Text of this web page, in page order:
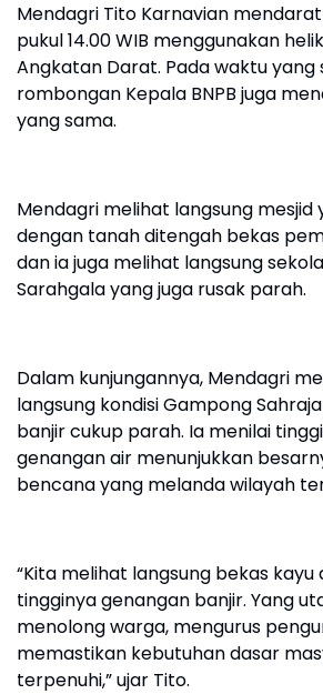
Mendagri Tito Karnavian
pukul 14.00 WIB menggunakan
Angkatan Darat. Pada waktu
rombongan Kepala BNPB juga
yang sama.
Mendagri melihat langsung mesjid
dengan tanah ditengah bekas
dan ia juga melihat langsung
Sarahgala yang juga rusak parah.
Dalam kunjungannya, Mendagri
langsung kondisi Gampong
banjir cukup parah. Ia menilai
genangan air menunjukkan
bencana yang melanda wilayah
“Kita melihat langsung bekas
tingginya genangan banjir. Yang
menolong warga, mengurus
memastikan kebutuhan dasar
terpenuhi,” ujar Tito.